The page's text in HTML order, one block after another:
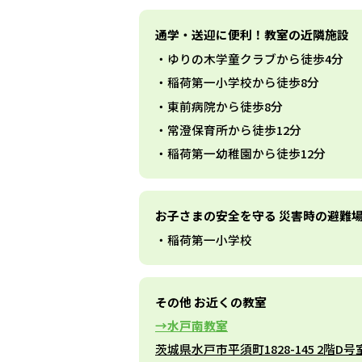
通学・送迎に便利！教室の近隣施設
ゆりの木学童クラブから徒歩4分
稲荷第一小学校から徒歩8分
東前病院から徒歩8分
常澄保育所から徒歩12分
稲荷第一幼稚園から徒歩12分
お子さまの安全を守る 災害時の避難
稲荷第一小学校
その他 お近くの教室
水戸南教室
茨城県水戸市平須町1828-145 2階D号